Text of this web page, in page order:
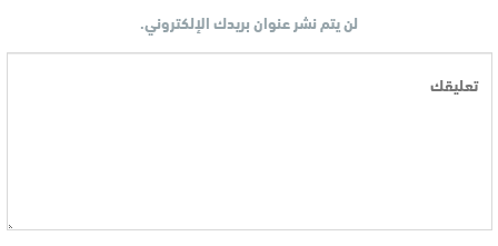
لن يتم نشر عنوان بريدك الإلكتروني.